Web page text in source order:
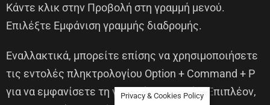
Κάντε κλικ στην Προβολή στη γραμμή μενού.
Επιλέξτε Εμφάνιση γραμμής διαδρομής.
Εναλλακτικά, μπορείτε επίσης να χρησιμοποιήσετε
τις εντολές πληκτρολογίου Option + Command + P
για να εμφανίσετε τη γραμμή διαδρομής. Επιπλέον,
Privacy & Cookies Policy